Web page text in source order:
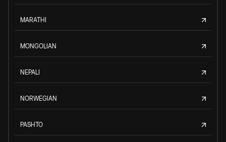
MARATHI
MONGOLIAN
NEPALI
NORWEGIAN
PASHTO